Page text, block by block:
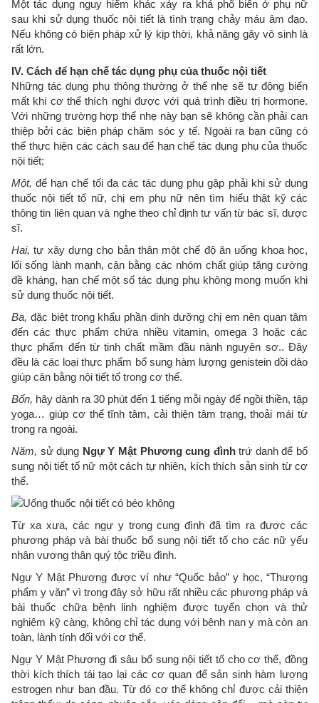
Một tác dụng nguy hiểm khác xảy ra khá phổ biến ở phụ nữ
sau khi sử dụng thuốc nội tiết là tình trạng chảy máu âm đạo.
Nếu không có biện pháp xử lý kịp thời, khả năng gây vô sinh là
rất lớn.
IV. Cách để hạn chế tác dụng phụ của thuốc nội tiết
Những tác dụng phụ thông thường ở thể nhẹ sẽ tự động biến
mất khi cơ thể thích nghi được với quá trình điều trị hormone.
Với những trường hợp thể nhẹ này bạn sẽ không cần phải can
thiệp bởi các biện pháp chăm sóc y tế. Ngoài ra bạn cũng có
thể thực hiện các cách sau để hạn chế tác dụng phụ của thuốc
nội tiết;
Một, để hạn chế tối đa các tác dụng phụ gặp phải khi sử dụng
thuốc nội tiết tố nữ, chị em phụ nữ nên tìm hiểu thật kỹ các
thông tin liên quan và nghe theo chỉ định tư vấn từ bác sĩ, dược
sĩ.
Hai, tự xây dựng cho bản thân một chế độ ăn uống khoa học,
lối sống lành mạnh, cân bằng các nhóm chất giúp tăng cường
đề kháng, hạn chế một số tác dụng phụ không mong muốn khi
sử dụng thuốc nội tiết.
Ba, đặc biệt trong khẩu phần dinh dưỡng chị em nên quan tâm
đến các thực phẩm chứa nhiều vitamin, omega 3 hoặc các
thực phẩm đến từ tinh chất mầm đầu nành nguyên sơ.. Đây
đều là các loại thực phẩm bổ sung hàm lượng genistein dồi dào
giúp cân bằng nội tiết tố trong cơ thể.
Bốn, hãy dành ra 30 phút đến 1 tiếng mỗi ngày để ngồi thiền, tập
yoga… giúp cơ thể tĩnh tâm, cải thiện tâm trạng, thoải mái từ
trong ra ngoài.
Năm, sử dụng Ngự Y Mật Phương cung đìnhtrứ danh để bổ
sung nội tiết tố nữ một cách tự nhiên, kích thích sản sinh từ cơ
thể.
Từ xa xưa, các ngự y trong cung đình đã tìm ra được các
phương pháp và bài thuốc bổ sung nội tiết tố cho các nữ yếu
nhân vương thân quý tộc triều đình.
Ngự Y Mật Phương được ví như “Quốc bảo” y học, “Thượng
phẩm y văn” vì trong đây sở hữu rất nhiều các phương pháp và
bài thuốc chữa bệnh linh nghiệm được tuyển chọn và thử
nghiệm kỹ càng, không chỉ tác dụng với bệnh nan y mà còn an
toàn, lành tính đối với cơ thể.
Ngự Y Mật Phương đi sâu bổ sung nội tiết tố cho cơ thể, đồng
thời kích thích tái tạo lại các cơ quan để sản sinh hàm lượng
estrogen như ban đầu. Từ đó cơ thể không chỉ được cải thiện